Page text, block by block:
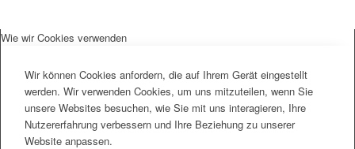
Wie wir Cookies verwenden
Wir können Cookies anfordern, die auf Ihrem Gerät eingestellt
werden. Wir verwenden Cookies, um uns mitzuteilen, wenn Sie
unsere Websites besuchen, wie Sie mit uns interagieren, Ihre
Nutzererfahrung verbessern und Ihre Beziehung zu unserer
Website anpassen.